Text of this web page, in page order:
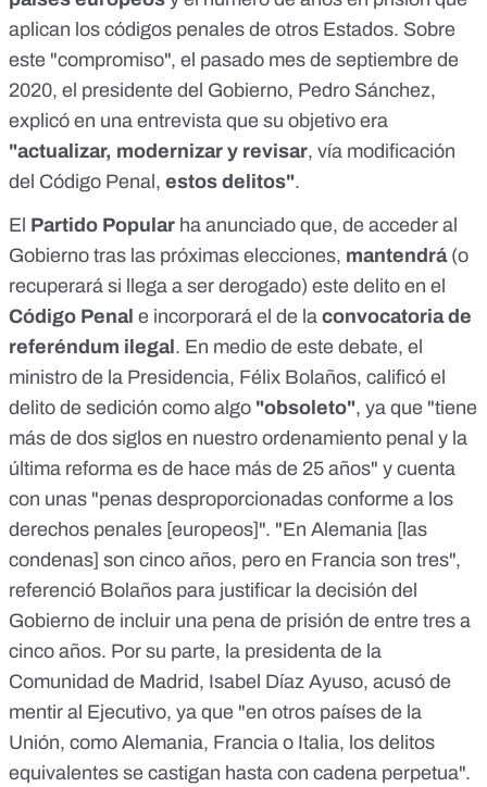
aplican los códigos penales de otros Estados. Sobre
este "compromiso", el pasado mes de septiembre de
2020, el presidente del Gobierno, Pedro Sánchez,
explicó en una entrevista que su objetivo era
"actualizar, modernizar y revisar, vía modificación
del Código Penal, estos delitos".
El Partido Popular ha anunciado que, de acceder al
Gobierno tras las próximas elecciones, mantendrá (o
recuperará si llega a ser derogado) este delito en el
Código Penal e incorporará el de la convocatoria de
referéndum ilegal. En medio de este debate, el
ministro de la Presidencia, Félix Bolaños, calificó el
delito de sedición como algo "obsoleto", ya que "tiene
más de dos siglos en nuestro ordenamiento penal y la
última reforma es de hace más de 25 años" y cuenta
con unas "penas desproporcionadas conforme a los
derechos penales [europeos]". "En Alemania [las
condenas] son cinco años, pero en Francia son tres",
referenció Bolaños para justificar la decisión del
Gobierno de incluir una pena de prisión de entre tres a
cinco años. Por su parte, la presidenta de la
Comunidad de Madrid, Isabel Díaz Ayuso, acusó de
mentir al Ejecutivo, ya que "en otros países de la
Unión, como Alemania, Francia o Italia, los delitos
equivalentes se castigan hasta con cadena perpetua".